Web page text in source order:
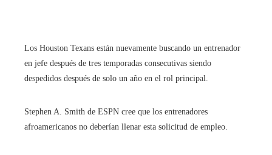
Los Houston Texans están nuevamente buscando un entrenador
en jefe después de tres temporadas consecutivas siendo
despedidos después de solo un año en el rol principal.
Stephen A. Smith de ESPN cree que los entrenadores
afroamericanos no deberían llenar esta solicitud de empleo.